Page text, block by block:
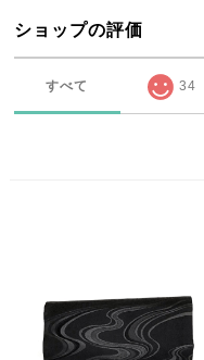
ショップの評価
すべて 34